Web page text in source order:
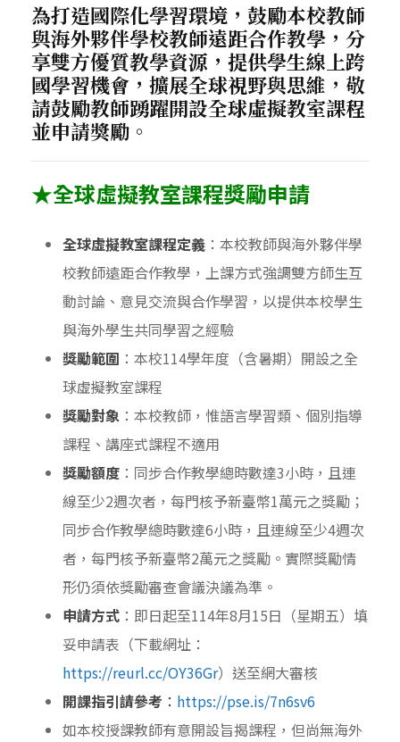
為打造國際化學習環境，鼓勵本校教師
與海外夥伴學校教師遠距合作教學，分
享雙方優質教學資源，提供學生線上跨
國學習機會，擴展全球視野與思維，敬
請鼓勵教師踴躍開設全球虛擬教室課程
並申請獎勵。
★全球虛擬教室課程獎勵申請
全球虛擬教室課程定義 ：本校教師與海外夥伴學
校教師遠距合作教學，上課方式強調雙方師生互
動討論、意見交流與合作學習，以提供本校學生
與海外學生共同學習之經驗
獎勵範圍 ：本校114學年度（含暑期）開設之全
球虛擬教室課程
獎勵對象 ：本校教師，惟語言學習類、個別指導
課程、講座式課程不適用
獎勵額度 ：同步合作教學總時數達3小時，且連
線至少2週次者，每門核予新臺幣1萬元之獎勵；
同步合作教學總時數達6小時，且連線至少4週次
者，每門核予新臺幣2萬元之獎勵。實際獎勵情
形仍須依獎勵審查會議決議為準。
申請方式 ：即日起至114年8月15日（星期五）填
妥申請表（下載網址：
https://reurl.cc/OY36Gr）送至網大審核
開課指引請參考 ： https://pse.is/7n6sv6
如本校授課教師有意開設旨揭課程，但尚無海外